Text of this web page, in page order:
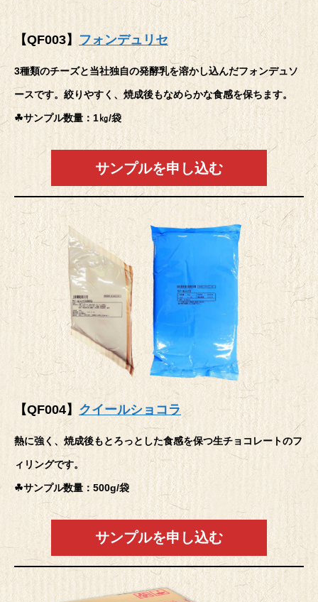
【QF003】 フォンデュリセ
3種類のチーズと当社独自の発酵乳を溶かし込んだフォンデュソ
ースです。絞りやすく、焼成後もなめらかな食感を保ちます。
☘サンプル数量：1㎏/袋
サンプルを申し込む
【QF004】 クイールショコラ
熱に強く、焼成後もとろっとした食感を保つ生チョコレートのフ
ィリングです。
☘サンプル数量：500g/袋
サンプルを申し込む